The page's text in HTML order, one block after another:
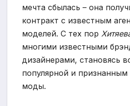
мечта сбылась – она
контракт с известным
моделей. С тех пор
многими известными
дизайнерами, становясь
популярной и
моды.